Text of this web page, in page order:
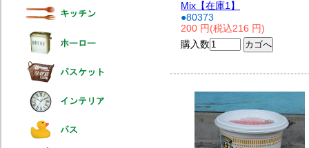
Mix【在庫1】
●80373
200 円(税込216 円)
購入数